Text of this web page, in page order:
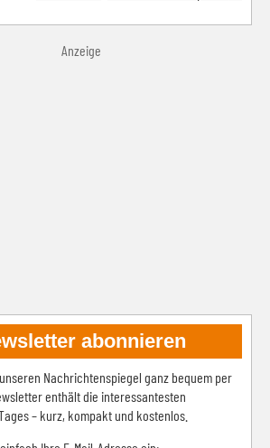
Anzeige
abonnieren
Nachrichtenspiegel ganz bequem per
enthält die interessantesten
– kurz, kompakt und kostenlos.